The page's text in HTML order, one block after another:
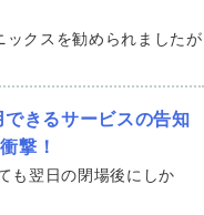
ックスを勧められましたが
きるサービスの告知
撃！
も翌日の閉場後にしか